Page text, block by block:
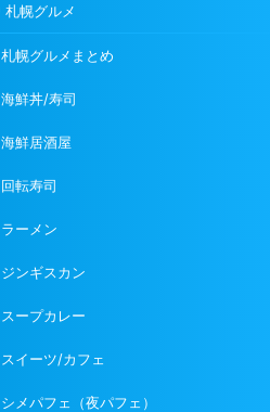
札幌グルメ
札幌グルメまとめ
海鮮丼/寿司
海鮮居酒屋
回転寿司
ラーメン
ジンギスカン
スープカレー
スイーツ/カフェ
シメパフェ（夜パフェ）